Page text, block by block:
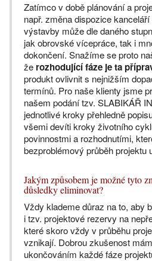
Zatímco v době plánování a
např. změna dispozice
výstavby může dle daného
jak obrovské vícepráce, tak i
dokončení. Snažíme se proto
že rozhodující fáze je ta
produkt ovlivnit s nejnižším
termínů. Pro naše klienty jsme
našem podání tzv. SLABIKÁŘ
jednotlivé kroky přehledně
všemi devíti kroky životního
povinnostmi a rozhodnutími,
bezproblémový průběh projektu
Jakým způsobem je možné tyto
důsledky eliminovat?
Vždy klademe důraz na to, aby
i tzv. projektové rezervy na
které skoro vždy v průběhu
vznikají. Dobrou zkušenost
ukončováním každé fáze